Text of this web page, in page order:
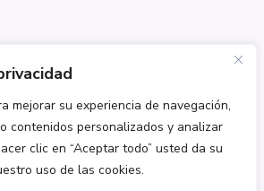
mejorar su experiencia de navegación,
contenidos personalizados y analizar
clic en “Aceptar todo” usted da su
uso de las cookies.